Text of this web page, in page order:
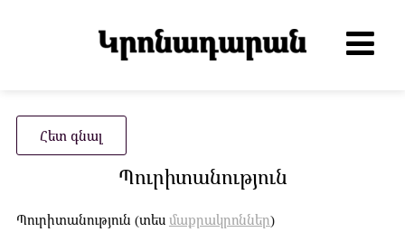
Հետ գնալ
Պուրիտանություն
Պուրիտանություն (տես մաքրակրոններ)